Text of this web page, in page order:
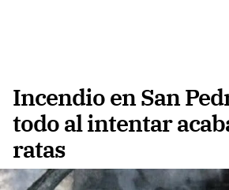
Incendio en San
todo al intentar
ratas